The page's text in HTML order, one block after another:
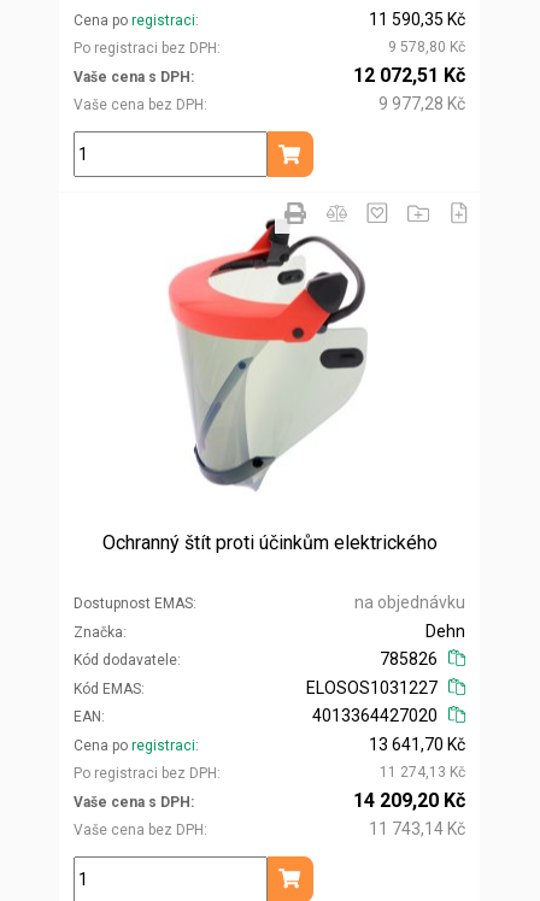
Cena po registraci
Po registraci bez DPH
11 590,35 Kč
9 578,80 Kč
Vaše cena s DPH
Vaše cena bez DPH
12 072,51 Kč
9 977,28 Kč
ks
Přidat do košíku
Ochranný štít proti účinkům elektrického
Dostupnost EMAS na objednávku
Značka
Kód dodavatele
Dehn
785826
Kód EMAS
EAN
ELOSOS1031227
4013364427020
Cena po registraci
Po registraci bez DPH
13 641,70 Kč
11 274,13 Kč
Vaše cena s DPH
Vaše cena bez DPH
14 209,20 Kč
11 743,14 Kč
ks
Přidat do košíku